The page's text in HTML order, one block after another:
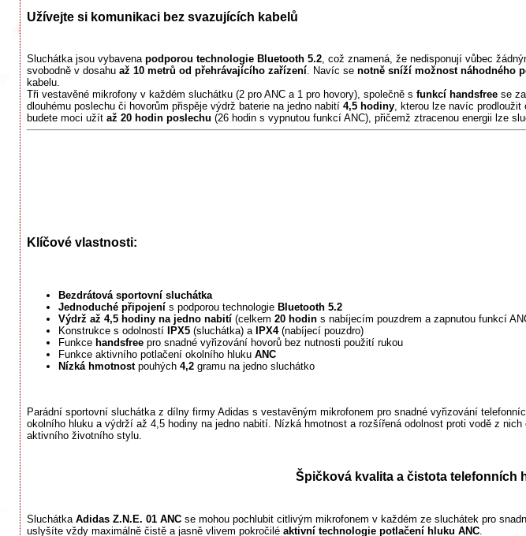
Užívejte si komunikaci bez svazujících kabelů
Sluchátka jsou vybavenapodporou technologie Bluetooth 5.2, což znamená, že nedisponují vůbec
svobodně v dosahu až 10 metrů od přehrávajícího zařízení. Navíc se notně sníží možnost náhodného
kabelu.
Tři vestavěné mikrofony v každém sluchátku (2 pro ANC a 1 pro hovory), společně s funkcí handsfree se
dlouhému poslechu či hovorům přispěje výdrž baterie na jedno nabití 4,5 hodiny, kterou lze navíc
budete moci užít až 20 hodin poslechu (26 hodin s vypnutou funkcí ANC), přičemž ztracenou energii lze
Klíčové vlastnosti:
Bezdrátová sportovní sluchátka
Jednoduché připojení s podporou technologie Bluetooth 5.2
Výdrž až 4,5 hodiny na jedno nabití (celkem 20 hodin s nabíjecím pouzdrem a zapnutou funkcí
Konstrukce s odolností
IPX5 (sluchátka) a IPX4 (nabíjecí pouzdro)
Funkce handsfree pro snadné vyřizování hovorů bez nutnosti použití rukou
Funkce aktivního potlačení okolního hluku ANC
Nízká hmotnost pouhých 4,2 gramu na jedno sluchátko
Parádní sportovní sluchátka z dílny firmy Adidas s vestavěným mikrofonem pro snadné vyřizování
okolního hluku a výdrží až 4,5 hodiny na jedno nabití. Nízká hmotnost a rozšířená odolnost proti vodě z
aktivního životního stylu.
Špičková kvalita a čistota telefonních
Sluchátka Adidas Z.N.E. 01 ANC se mohou pochlubit citlivým mikrofonem v každém ze sluchátek pro
uslyšíte vždy maximálně čistě a jasně vlivem pokročilé aktivní technologie potlačení hluku ANC